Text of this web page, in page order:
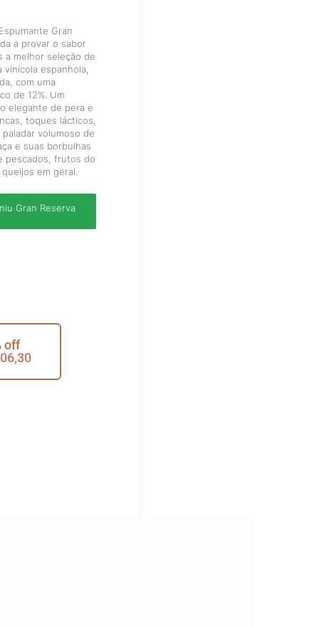
Gran
a provar o sabor
a melhor seleção de
espanhola,
com uma
de 12%. Um
elegante de pera e
toques lácticos,
volumoso de
e suas borbulhas
pescados, frutos do
em geral.
Gran Reserva
off